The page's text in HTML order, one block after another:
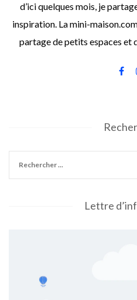
d’ici quelques mois, je
inspiration. La mini-
partage de petits espaces et
Lettre